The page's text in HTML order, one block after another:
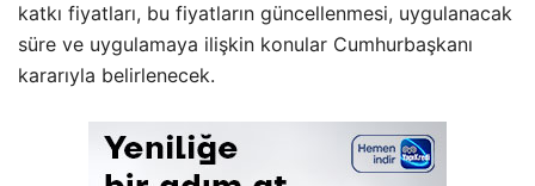
katkı fiyatları, bu fiyatların güncellenmesi, uygulanacak
süre ve uygulamaya ilişkin konular Cumhurbaşkanı
kararıyla belirlenecek.